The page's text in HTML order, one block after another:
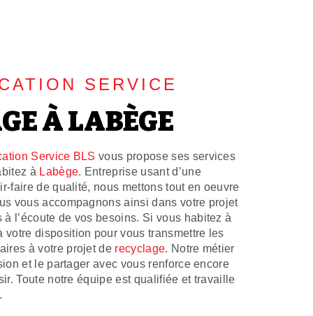
SERVICE
À LABÈGE
Service BLS vous propose ses services
à Labège. Entreprise usant d’une
faire de qualité, nous mettons tout en oeuvre
vous accompagnons ainsi dans votre projet
l’écoute de vos besoins. Si vous habitez à
votre disposition pour vous transmettre les
à votre projet de recyclage. Notre métier
et le partager avec vous renforce encore
Toute notre équipe est qualifiée et travaille